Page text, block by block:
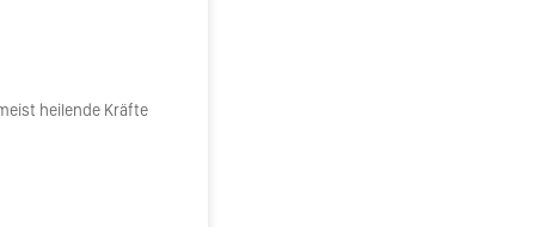
heilende Kräfte